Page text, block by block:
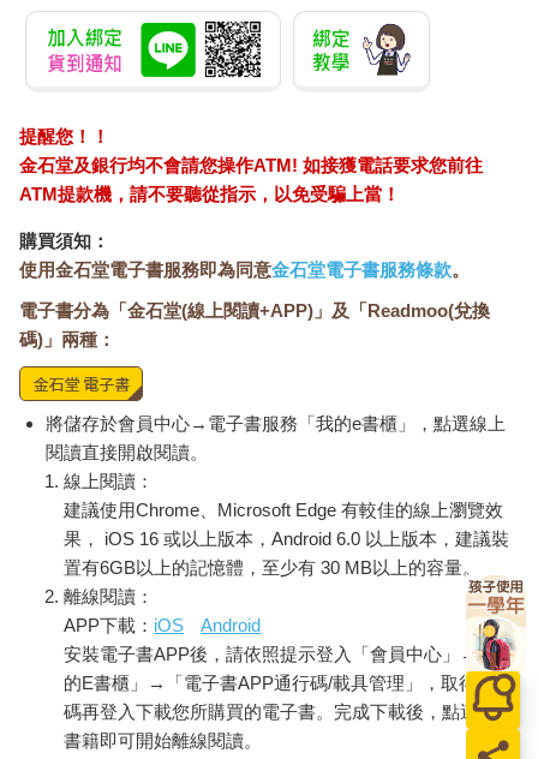
提醒您！！
金石堂及銀行均不會請您操作ATM! 如接獲電話要求您前往
ATM提款機，請不要聽從指示，以免受騙上當！
購買須知：
使用金石堂電子書服務即為同意金石堂電子書服務條款。
電子書分為「金石堂(線上閱讀+APP)」及「Readmoo(兌換
碼)」兩種：
將儲存於會員中心→電子書服務「我的e書櫃」，點選線上
閱讀直接開啟閱讀。
線上閱讀：
建議使用Chrome、Microsoft Edge 有較佳的線上瀏覽效
果， iOS 16 或以上版本，Android 6.0 以上版本，建議裝
置有6GB以上的記憶體，至少有 30 MB以上的容量。
離線閱讀：
APP下載： iOS
Android
安裝電子書APP後，請依照提示登入「會員中心」→「我
的E書櫃」→「電子書APP通行碼/載具管理」，取得通行
碼再登入下載您所購買的電子書。完成下載後，點選任一
書籍即可開始離線閱讀。